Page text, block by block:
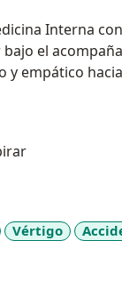
Interna
el
y empático
Vértigo